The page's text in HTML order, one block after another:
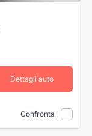
Dettagli auto
Confronta